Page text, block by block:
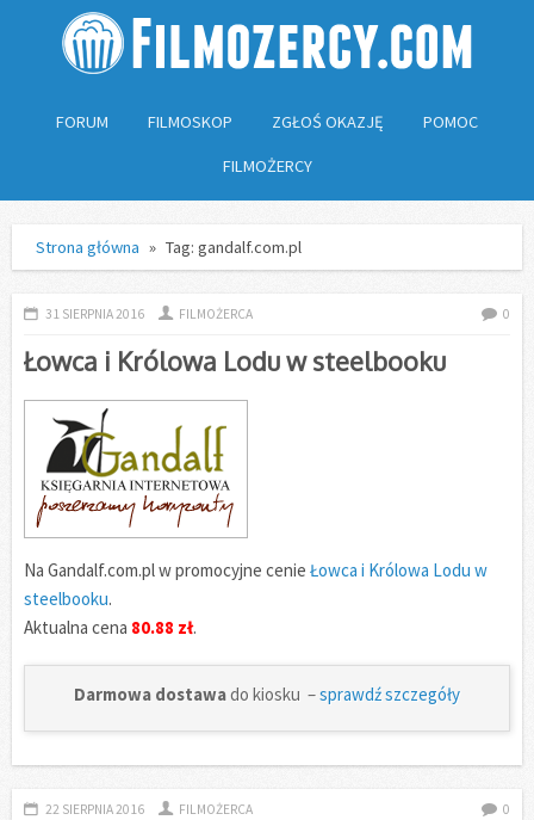
FORUM FILMOSKOP ZGŁOŚ OKAZJĘ POMOC
FILMOŻERCY
Strona główna » Tag: gandalf.com.pl
31 SIERPNIA 2016 FILMOŻERCA 0
Łowca i Królowa Lodu w steelbooku
Na Gandalf.com.pl w promocyjne cenie Łowca i Królowa Lodu w
steelbooku.
Aktualna cena 80.88 zł.
Darmowa dostawado kiosku –sprawdź szczegóły
22 SIERPNIA 2016 FILMOŻERCA 0